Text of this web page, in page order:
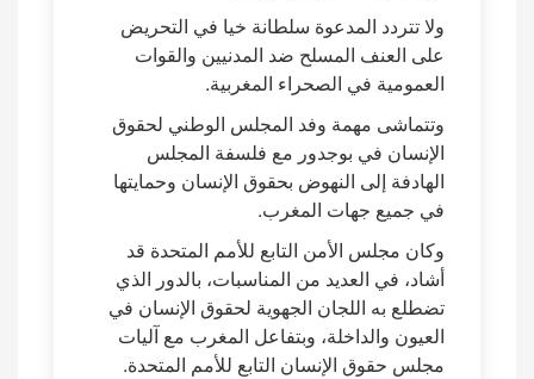
ولا تتردد المدعوة سلطانة خيا في التحريض
على العنف المسلح ضد المدنيين والقوات
العمومية في الصحراء المغربية.
وتتماشى مهمة وفد المجلس الوطني لحقوق
الإنسان في بوجدور مع فلسفة المجلس
الهادفة إلى النهوض بحقوق الإنسان وحمايتها
في جميع جهات المغرب.
وكان مجلس الأمن التابع للأمم المتحدة قد
أشاد، في العديد من المناسبات، بالدور الذي
تضطلع به اللجان الجهوية لحقوق الإنسان في
العيون والداخلة، وبتفاعل المغرب مع آليات
مجلس حقوق الإنسان التابع للأمم المتحدة.